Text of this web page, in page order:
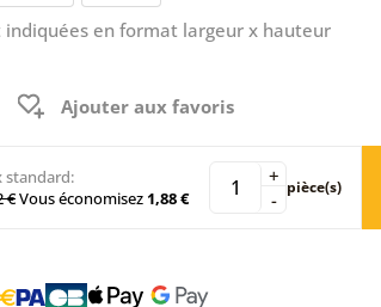
indiquées en format largeur x hauteur
Ajouter aux favoris
standard:
€Vous économisez 1,88 € -
+ pièce(s)